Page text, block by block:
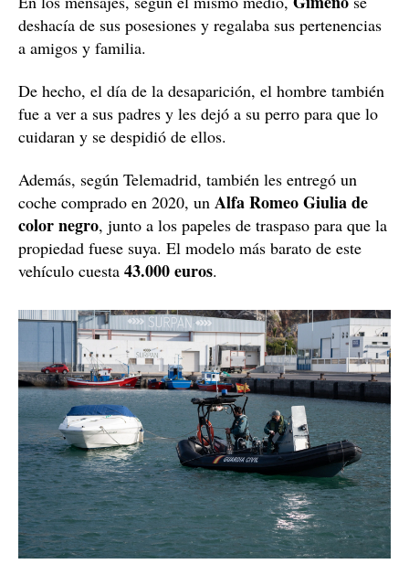
deshacía de sus posesiones y regalaba sus pertenencias
a amigos y familia.
De hecho, el día de la desaparición, el hombre también
fue a ver a sus padres y les dejó a su perro para que lo
cuidaran y se despidió de ellos.
Además, según Telemadrid, también les entregó un
coche comprado en 2020, un Alfa Romeo Giulia de
color negro, junto a los papeles de traspaso para que la
propiedad fuese suya. El modelo más barato de este
vehículo cuesta 43.000 euros.